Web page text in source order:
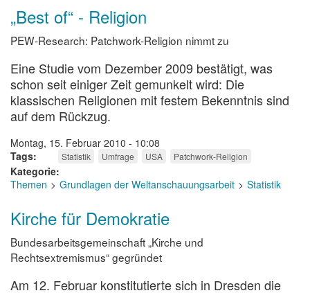
„Best of“ - Religion
PEW-Research: Patchwork-Religion nimmt zu
Eine Studie vom Dezember 2009 bestätigt, was
schon seit einiger Zeit gemunkelt wird: Die
klassischen Religionen mit festem Bekenntnis sind
auf dem Rückzug.
Montag, 15. Februar 2010 - 10:08
Tags
Statistik Umfrage USA Patchwork-Religion
Kategorie
Themen
Grundlagen der Weltanschauungsarbeit Statistik
Kirche für Demokratie
Bundesarbeitsgemeinschaft „Kirche und
Rechtsextremismus“ gegründet
Am 12. Februar konstitutierte sich in Dresden die